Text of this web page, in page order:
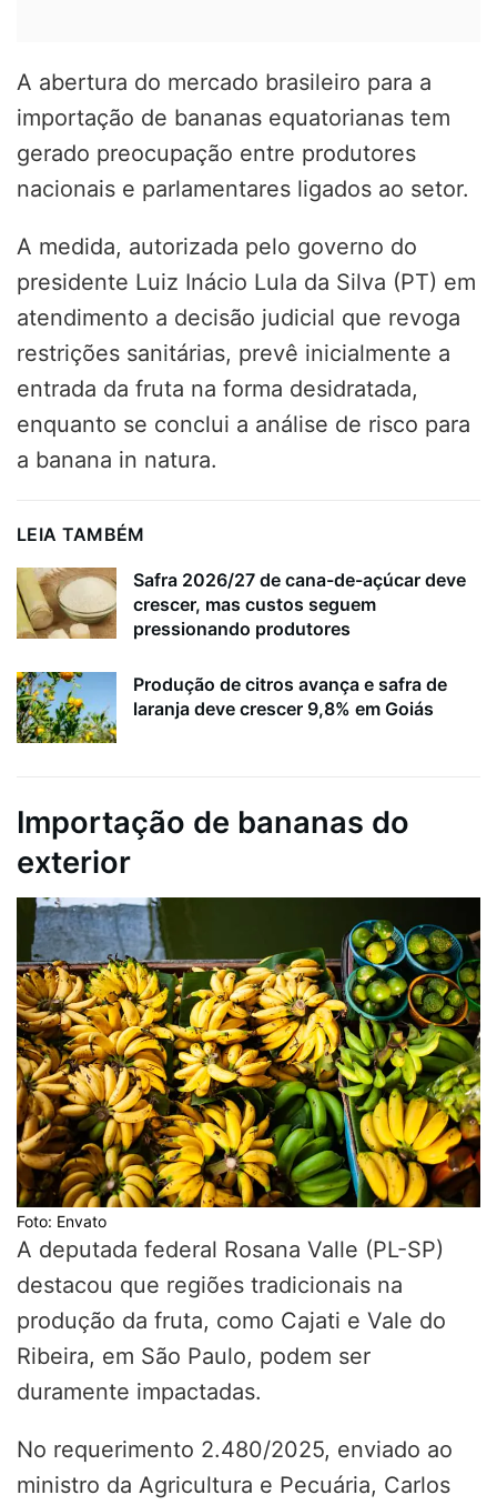
A abertura do mercado brasileiro para a
importação de bananas equatorianas tem
gerado preocupação entre produtores
nacionais e parlamentares ligados ao setor.
A medida, autorizada pelo governo do
presidente Luiz Inácio Lula da Silva (PT) em
atendimento a decisão judicial que revoga
restrições sanitárias, prevê inicialmente a
entrada da fruta na forma desidratada,
enquanto se conclui a análise de risco para
a banana in natura.
LEIA TAMBÉM
Safra 2026/27 de cana-de-açúcar deve
crescer, mas custos seguem
pressionando produtores
Produção de citros avança e safra de
laranja deve crescer 9,8% em Goiás
Importação de bananas do
exterior
Foto: Envato
A deputada federal Rosana Valle (PL-SP)
destacou que regiões tradicionais na
produção da fruta, como Cajati e Vale do
Ribeira, em São Paulo, podem ser
duramente impactadas.
No requerimento 2.480/2025, enviado ao
ministro da Agricultura e Pecuária, Carlos